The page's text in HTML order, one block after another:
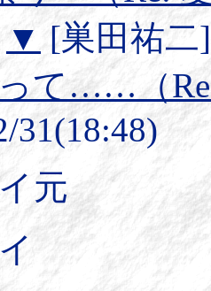
▼ [巣田祐二
て……（
31(18:48)
元